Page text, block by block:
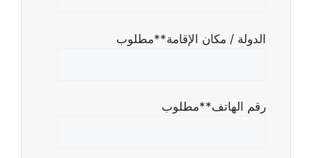
الدولة / مكان الإقامة**مطلوب
رقم الهاتف**مطلوب